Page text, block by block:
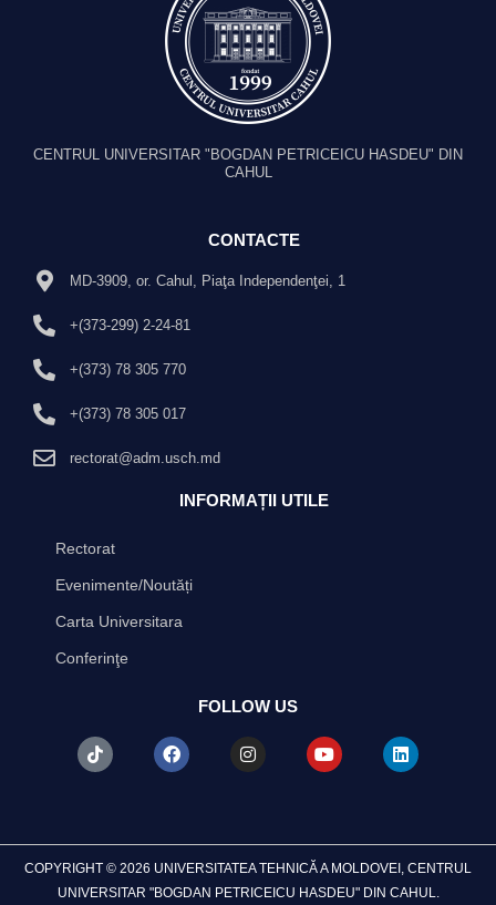
CENTRUL UNIVERSITAR "BOGDAN PETRICEICU HASDEU" DIN
CAHUL
CONTACTE
MD-3909, or. Cahul, Piaţa Independenţei, 1
+(373-299) 2-24-81
+(373) 78 305 770
+(373) 78 305 017
rectorat@adm.usch.md
INFORMAȚII UTILE
Rectorat
Evenimente/Noutăți
Carta Universitara
Conferinţe
FOLLOW US
T
i
F
a
o
k
I
n
r
a
m
Y
o
e
L
i
i
n
COPYRIGHT © 2026 UNIVERSITATEA TEHNICĂ A MOLDOVEI, CENTRUL
UNIVERSITAR "BOGDAN PETRICEICU HASDEU" DIN CAHUL.